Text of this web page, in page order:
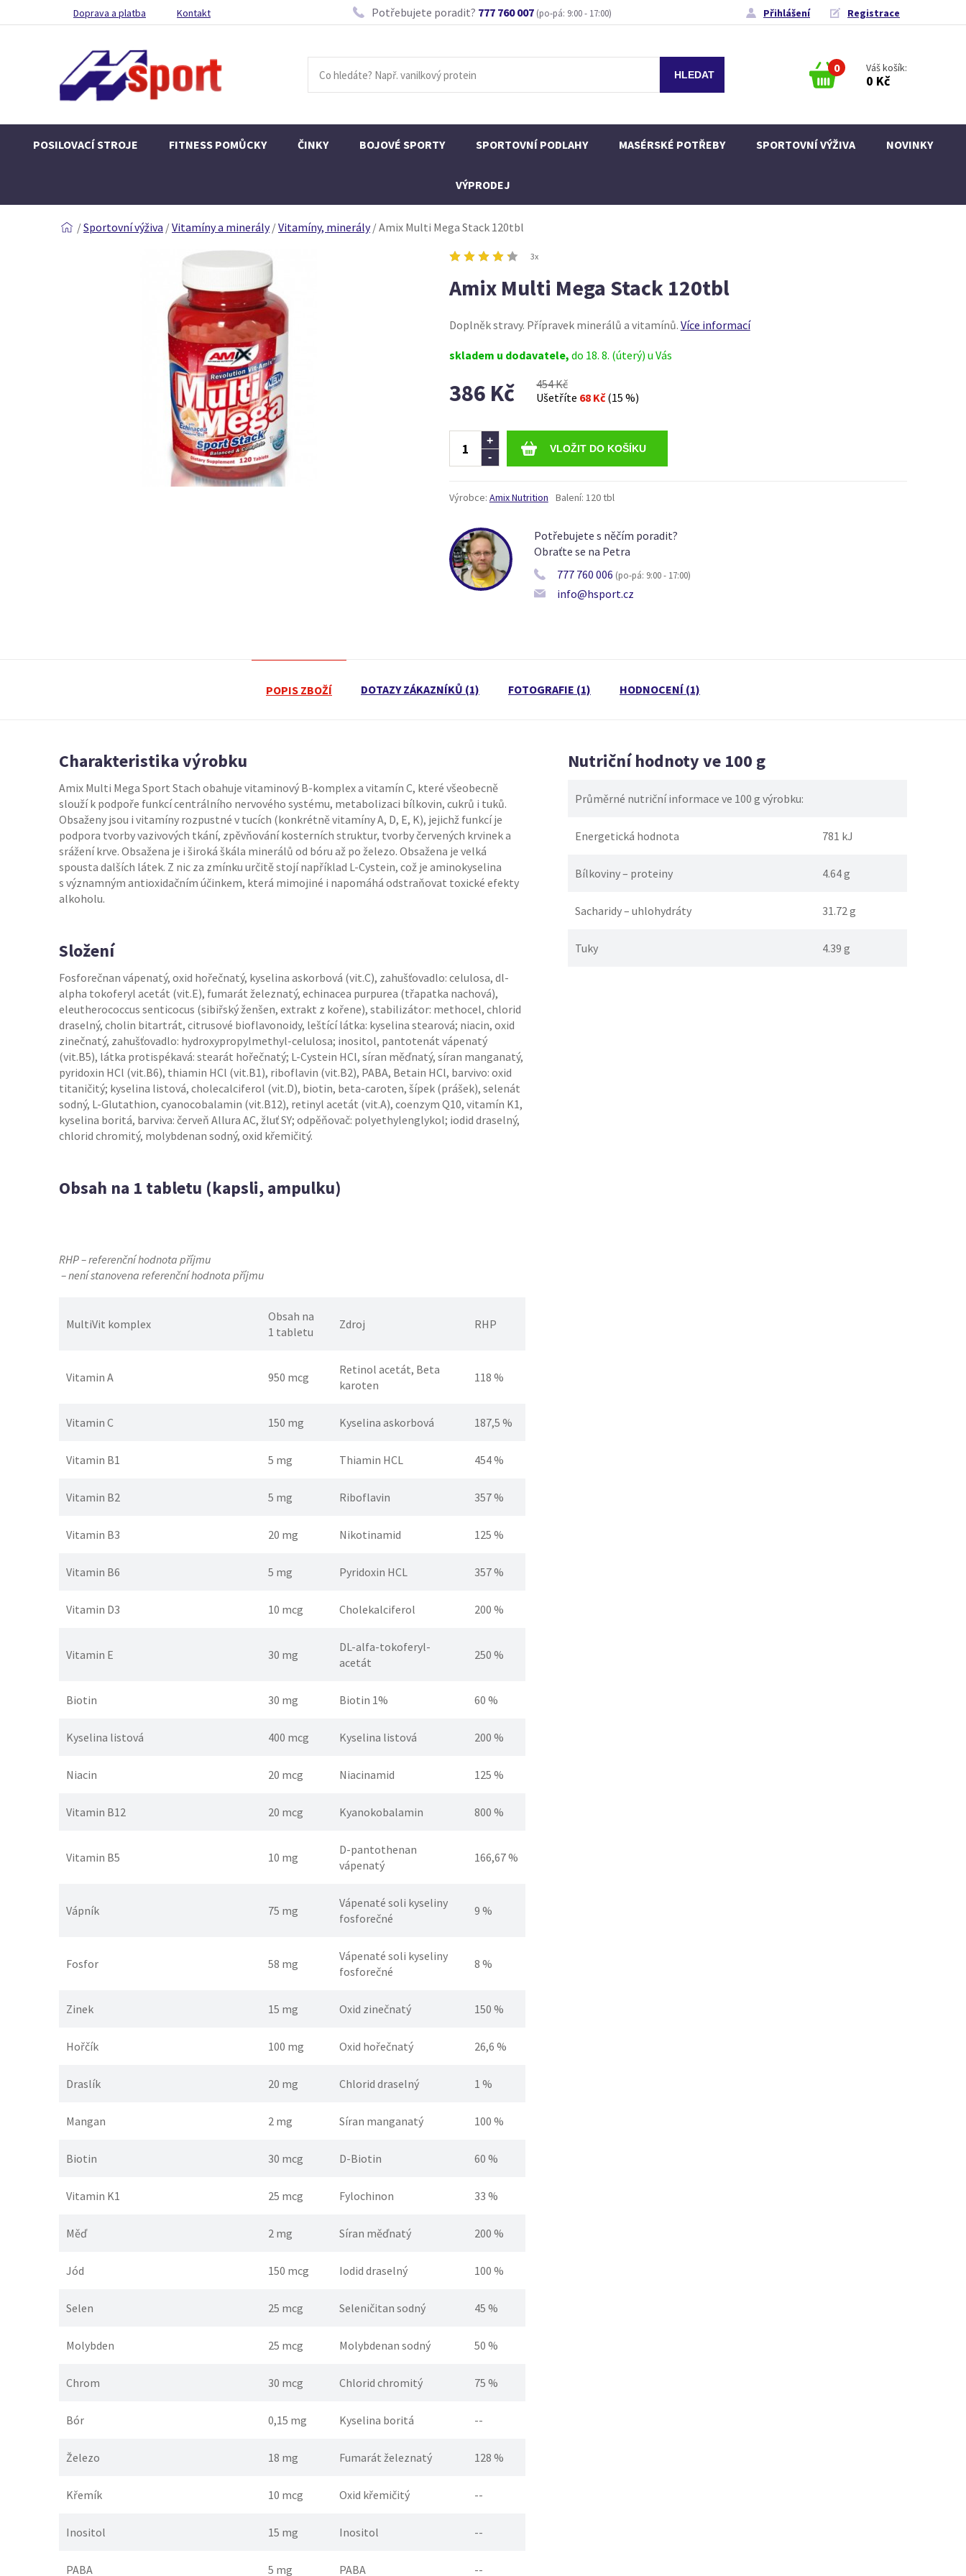
Doprava a platba Kontakt Potřebujete poradit? 777 760 007 (po-pá: 9:00 - 17:00) Přihlášení Registrace
0 Váš košík:
0 Kč
POSILOVACÍ STROJE FITNESS POMŮCKY ČINKY BOJOVÉ SPORTY SPORTOVNÍ PODLAHY MASÉRSKÉ POTŘEBY SPORTOVNÍ VÝŽIVA NOVINKY
VÝPRODEJ
/Sportovní výživa /Vitamíny a minerály /Vitamíny, minerály /Amix Multi Mega Stack 120tbl
3x
Amix Multi Mega Stack 120tbl
Doplněk stravy. Přípravek minerálů a vitamínů. Více informací
skladem u dodavatele, do 18. 8. (úterý) u Vás
386 Kč
454 Kč
Ušetříte 68 Kč (15 %)
-
+
Výrobce: Amix Nutrition Balení: 120 tbl
Potřebujete s něčím poradit?
Obraťte se na Petra
777 760 006 (po-pá: 9:00 - 17:00)
info@hsport.cz
POPIS ZBOŽÍ DOTAZY ZÁKAZNÍKŮ (1) FOTOGRAFIE (1) HODNOCENÍ (1)
Charakteristika výrobku
Amix Multi Mega Sport Stach obahuje vitaminový B-komplex a vitamín C, které všeobecně
slouží k podpoře funkcí centrálního nervového systému, metabolizaci bílkovin, cukrů i tuků.
Obsaženy jsou i vitamíny rozpustné v tucích (konkrétně vitamíny A, D, E, K), jejichž funkcí je
podpora tvorby vazivových tkání, zpěvňování kosterních struktur, tvorby červených krvinek a
srážení krve. Obsažena je i široká škála minerálů od bóru až po železo. Obsažena je velká
spousta dalších látek. Z nic za zmínku určitě stojí například L-Cystein, což je aminokyselina
s významným antioxidačním účinkem, která mimojiné i napomáhá odstraňovat toxické efekty
alkoholu.
Složení
Fosforečnan vápenatý, oxid hořečnatý, kyselina askorbová (vit.C), zahušťovadlo: celulosa, dl-
alpha tokoferyl acetát (vit.E), fumarát železnatý, echinacea purpurea (třapatka nachová),
eleutherococcus senticocus (sibiřský ženšen, extrakt z kořene), stabilizátor: methocel, chlorid
draselný, cholin bitartrát, citrusové bioflavonoidy, leštící látka: kyselina stearová; niacin, oxid
zinečnatý, zahušťovadlo: hydroxypropylmethyl-celulosa; inositol, pantotenát vápenatý
(vit.B5), látka protispékavá: stearát hořečnatý; L-Cystein HCl, síran měďnatý, síran manganatý,
pyridoxin HCl (vit.B6), thiamin HCl (vit.B1), riboflavin (vit.B2), PABA, Betain HCl, barvivo: oxid
titaničitý; kyselina listová, cholecalciferol (vit.D), biotin, beta-caroten, šípek (prášek), selenát
sodný, L-Glutathion, cyanocobalamin (vit.B12), retinyl acetát (vit.A), coenzym Q10, vitamín K1,
kyselina boritá, barviva: červeň Allura AC, žluť SY; odpěňovač: polyethylenglykol; iodid draselný,
chlorid chromitý, molybdenan sodný, oxid křemičitý.
Obsah na 1 tabletu (kapsli, ampulku)
RHP – referenční hodnota příjmu
– není stanovena referenční hodnota příjmu
MultiVit komplex
Obsah na
1 tabletu
Zdroj RHP
Vitamin A 950 mcg
Retinol acetát, Beta
karoten
118 %
Vitamin C 150 mg Kyselina askorbová 187,5 %
Vitamin B1 5 mg Thiamin HCL 454 %
Vitamin B2 5 mg Riboflavin 357 %
Vitamin B3 20 mg Nikotinamid 125 %
Vitamin B6 5 mg Pyridoxin HCL 357 %
Vitamin D3 10 mcg Cholekalciferol 200 %
Vitamin E 30 mg
DL-alfa-tokoferyl-
acetát
250 %
Biotin 30 mg Biotin 1% 60 %
Kyselina listová 400 mcg Kyselina listová 200 %
Niacin 20 mcg Niacinamid 125 %
Vitamin B12 20 mcg Kyanokobalamin 800 %
Vitamin B5 10 mg
D-pantothenan
vápenatý
166,67 %
Vápník 75 mg
Vápenaté soli kyseliny
fosforečné
9 %
Fosfor 58 mg
Vápenaté soli kyseliny
fosforečné
8 %
Zinek 15 mg Oxid zinečnatý 150 %
Hořčík 100 mg Oxid hořečnatý 26,6 %
Draslík 20 mg Chlorid draselný 1 %
Mangan 2 mg Síran manganatý 100 %
Biotin 30 mcg D-Biotin 60 %
Vitamin K1 25 mcg Fylochinon 33 %
Měď 2 mg Síran měďnatý 200 %
Jód 150 mcg Iodid draselný 100 %
Selen 25 mcg Seleničitan sodný 45 %
Molybden 25 mcg Molybdenan sodný 50 %
Chrom 30 mcg Chlorid chromitý 75 %
Bór 0,15 mg Kyselina boritá --
Železo 18 mg Fumarát železnatý 128 %
Křemík 10 mcg Oxid křemičitý --
Inositol 15 mg Inositol --
PABA 5 mg PABA --
Nutriční hodnoty ve 100 g
Průměrné nutriční informace ve 100 g výrobku:
Energetická hodnota 781 kJ
Bílkoviny – proteiny 4.64 g
Sacharidy – uhlohydráty 31.72 g
Tuky 4.39 g